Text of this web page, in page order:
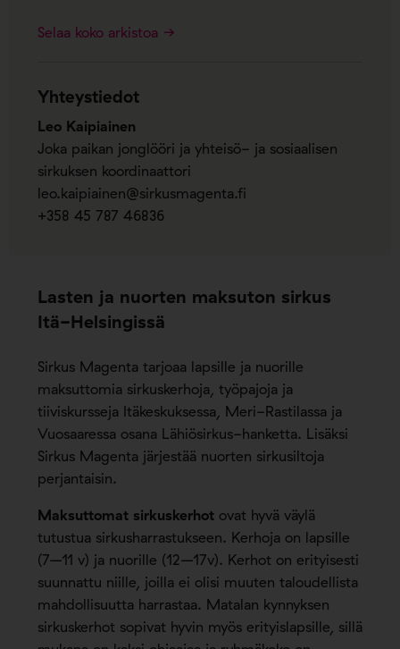
Selaa koko arkistoa →
Yhteystiedot
Leo Kaipiainen
Joka paikan jonglööri ja yhteisö- ja sosiaalisen
sirkuksen koordinaattori
leo.kaipiainen@sirkusmagenta.fi
+358 45 787 46836
Lasten ja nuorten maksuton sirkus
Itä-Helsingissä
Sirkus Magenta tarjoaa lapsille ja nuorille
maksuttomia sirkuskerhoja, työpajoja ja
tiiviskursseja Itäkeskuksessa, Meri-Rastilassa ja
Vuosaaressa osana Lähiösirkus-hanketta. Lisäksi
Sirkus Magenta järjestää nuorten sirkusiltoja
perjantaisin.
Maksuttomat sirkuskerhot ovat hyvä väylä
tutustua sirkusharrastukseen. Kerhoja on lapsille
(7–11 v) ja nuorille (12–17v). Kerhot on erityisesti
suunnattu niille, joilla ei olisi muuten taloudellista
mahdollisuutta harrastaa. Matalan kynnyksen
sirkuskerhot sopivat hyvin myös erityislapsille, sillä